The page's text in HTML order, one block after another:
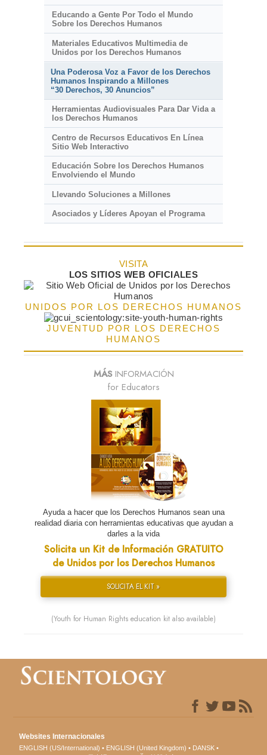
Educando a Gente Por Todo el Mundo
Sobre los Derechos Humanos
Materiales Educativos Multimedia de
Unidos por los Derechos Humanos
Una Poderosa Voz a Favor de los Derechos
Humanos Inspirando a Millones
“30 Derechos, 30 Anuncios”
Herramientas Audiovisuales Para Dar Vida a
los Derechos Humanos
Centro de Recursos Educativos En Línea
Sitio Web Interactivo
Educación Sobre los Derechos Humanos
Envolviendo el Mundo
Llevando Soluciones a Millones
Asociados y Líderes Apoyan el Programa
VISITA
LOS SITIOS WEB OFICIALES
UNIDOS POR LOS DERECHOS HUMANOS
JUVENTUD POR LOS DERECHOS
HUMANOS
MÁSINFORMACIÓN
for Educators
Ayuda a hacer que los Derechos Humanos sean una
realidad diaria con herramientas educativas que ayudan a
darles a la vida
Solicita un Kit de Información GRATUITO
de Unidos por los Derechos Humanos
SOLICITA EL KIT »
(Youth for Human Rights education kit also available)
Websites Internacionales
ENGLISH (US/International) ENGLISH (United Kingdom)
DANSK